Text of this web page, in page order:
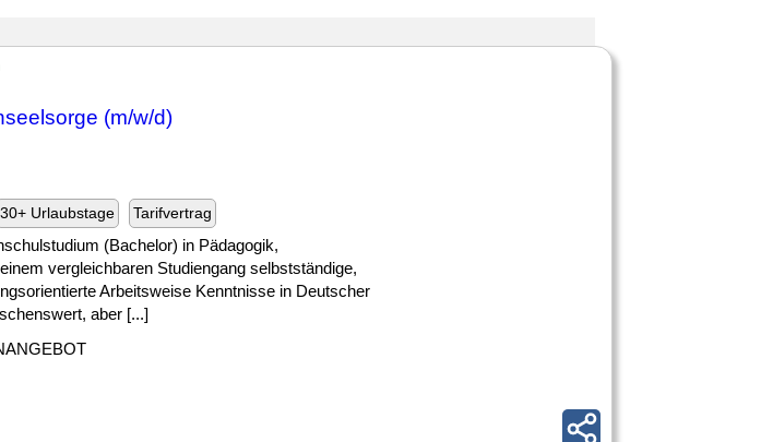
(m/w/d)
30+ Urlaubstage Tarifvertrag
(Bachelor) in Pädagogik,
vergleichbaren Studiengang selbstständige,
Arbeitsweise Kenntnisse in Deutscher
aber [...]